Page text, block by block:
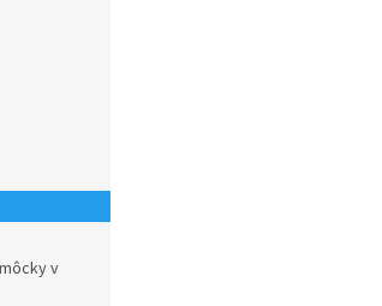
v